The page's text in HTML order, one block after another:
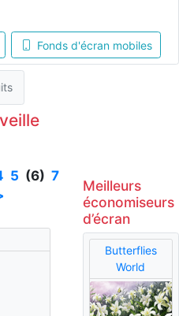
Fonds d'écran mobiles
5 (6)7
Meilleurs
économiseurs
d’écran
Butterflies
World